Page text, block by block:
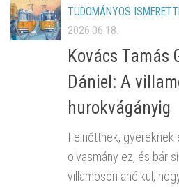
TUDOMÁNYOS
2026.06.18.
Kovács Tamás
Dániel: A
hurokvágányig
Felnőttnek,
olvasmány ez, és bár
villamoson anélkül,